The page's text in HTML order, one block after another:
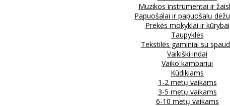
Muzikos instrumentai ir
Papuošalai ir papuošalų
Prekės mokyklai ir kūrybai
Taupyklės
Tekstilės gaminiai su
Vaikiški indai
Vaiko kambariui
Kūdikiams
1-2 metų vaikams
3-5 metų vaikams
6-10 metų vaikams